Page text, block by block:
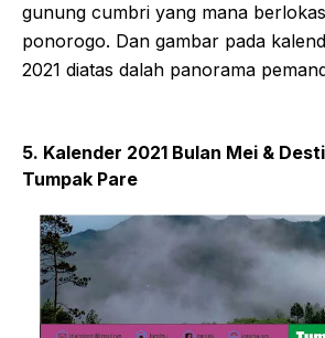
gunung cumbri yang mana
ponorogo. Dan gambar pada
2021 diatas dalah panorama
5. Kalender 2021 Bulan Mei &
Tumpak Pare